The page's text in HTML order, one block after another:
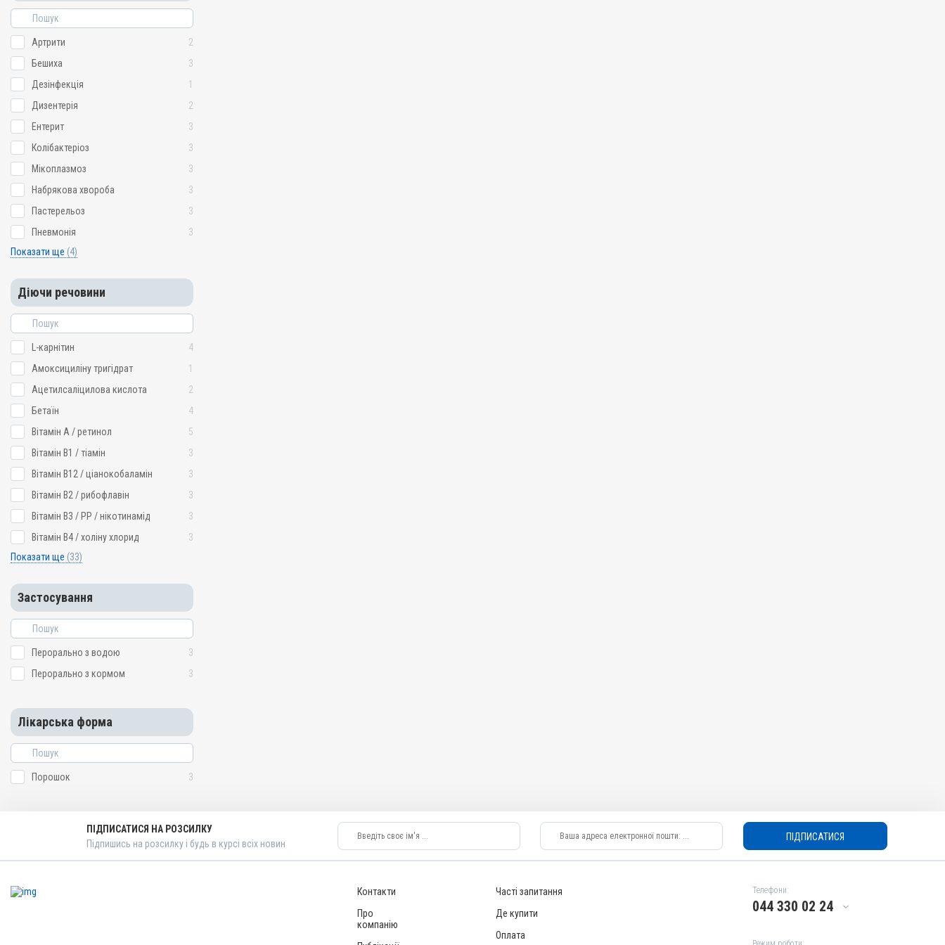
Артрити
2
Бешиха
3
Дезінфекція
1
Дизентерія
2
Ентерит
3
Колібактеріоз
3
Мікоплазмоз
3
Набрякова хвороба
3
Пастерельоз
3
Пневмонія
3
Показати ще (4)
Діючи речовини
L-карнітин
4
Амоксициліну тригідрат
1
Ацетилсаліцилова кислота
2
Бетаїн
4
Вітамін A / ретинол
5
Вітамін B1 / тіамін
3
Вітамін B12 / ціанокобаламін
3
Вітамін B2 / рибофлавін
3
Вітамін B3 / PP / нікотинамід
3
Вітамін B4 / холіну хлорид
3
Показати ще (33)
Застосування
Перорально з водою
3
Перорально з кормом
3
Лікарська форма
Порошок 3
ПІДПИСАТИСЯ НА РОЗСИЛКУ
Підпишись на розсилку і будь в курсі всіх новин
ПІДПИСАТИСЯ
Контакти
Про
компанію
Часті запитання
Де купити
Оплата
Телефони:
044 330 02 24